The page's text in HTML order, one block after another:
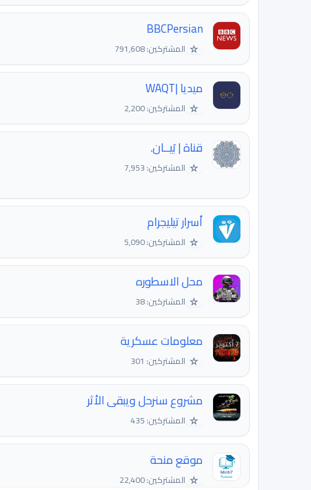
BBCPersian
☆ المشتركين: 791,608
ميديا |WAQT
☆ المشتركين: 2,200
قناة | بَيــان.
☆ المشتركين: 7,953
أسرار تيليجرام
☆ المشتركين: 5,090
محل الاسطوره
☆ المشتركين: 38
معلومات عسكرية
☆ المشتركين: 301
مشروع سنرحل ويبقى الأثر
☆ المشتركين: 435
موقع منحة
☆ المشتركين: 22,400